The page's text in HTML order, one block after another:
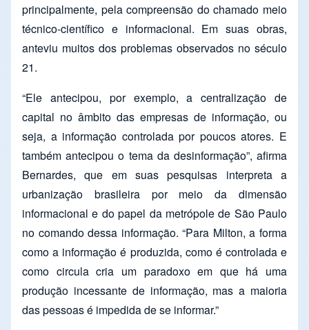
principalmente, pela compreensão do chamado meio
técnico-científico e informacional. Em suas obras,
anteviu muitos dos problemas observados no século
21.
“Ele antecipou, por exemplo, a centralização de
capital no âmbito das empresas de informação, ou
seja, a informação controlada por poucos atores. E
também antecipou o tema da desinformação”, afirma
Bernardes, que em suas pesquisas interpreta a
urbanização brasileira por meio da dimensão
informacional e do papel da metrópole de São Paulo
no comando dessa informação. “Para Milton, a forma
como a informação é produzida, como é controlada e
como circula cria um paradoxo em que há uma
produção incessante de informação, mas a maioria
das pessoas é impedida de se informar.”